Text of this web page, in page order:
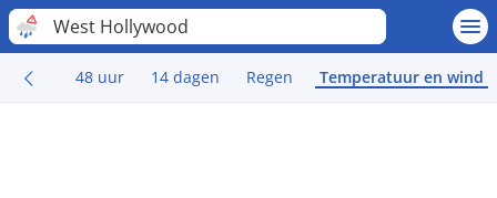
West Hollywood
48 uur 14 dagen Regen Temperatuur en wind